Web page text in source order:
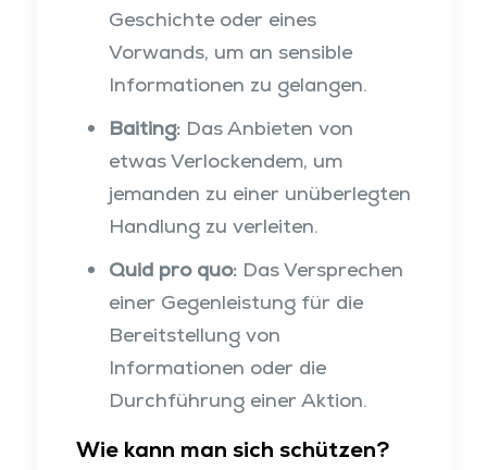
Geschichte oder eines
Vorwands, um an sensible
Informationen zu gelangen.
Baiting:Das Anbieten von
etwas Verlockendem, um
jemanden zu einer unüberlegten
Handlung zu verleiten.
Quid pro quo:Das Versprechen
einer Gegenleistung für die
Bereitstellung von
Informationen oder die
Durchführung einer Aktion.
Wie kann man sich schützen?